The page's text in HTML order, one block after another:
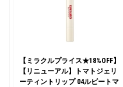
【ミラクルプライス★18%OFF】
【リニューアル】トマトジェリ
ーティントリップ 04ルビートマ